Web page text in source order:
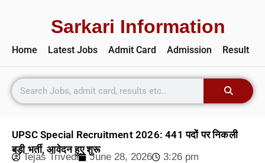
Sarkari Information
Home Latest Jobs Admit Card Admission Result
UPSC Special Recruitment 2026: 441 पदों पर निकली
बड़ी भर्ती, आवेदन हुए शुरू
Tejas Trivedi June 28, 2026 3:26 pm